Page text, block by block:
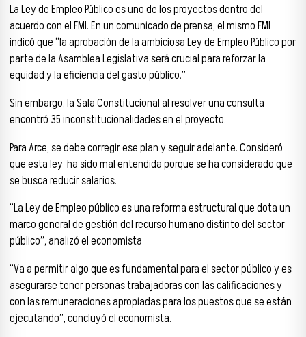
La Ley de Empleo Público es uno de los proyectos dentro del
acuerdo con el FMI. En un comunicado de prensa, el mismo FMI
indicó que “la aprobación de la ambiciosa Ley de Empleo Público por
parte de la Asamblea Legislativa será crucial para reforzar la
equidad y la eficiencia del gasto público.”
Sin embargo, la Sala Constitucional al resolver una consulta
encontró 35 inconstitucionalidades en el proyecto.
Para Arce, se debe corregir ese plan y seguir adelante. Consideró
que esta ley ha sido mal entendida porque se ha considerado que
se busca reducir salarios.
“La Ley de Empleo público es una reforma estructural que dota un
marco general de gestión del recurso humano distinto del sector
público”, analizó el economista
“Va a permitir algo que es fundamental para el sector público y es
asegurarse tener personas trabajadoras con las calificaciones y
con las remuneraciones apropiadas para los puestos que se están
ejecutando”, concluyó el economista.